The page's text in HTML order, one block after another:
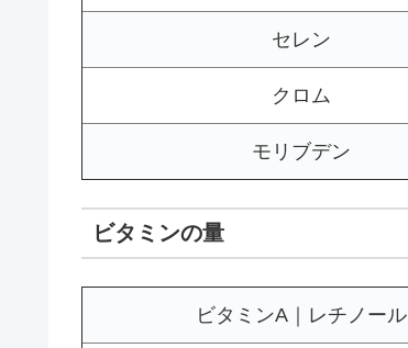
セレン
クロム
モリブデン
ビタミンの量
ビタミンA｜レチノール